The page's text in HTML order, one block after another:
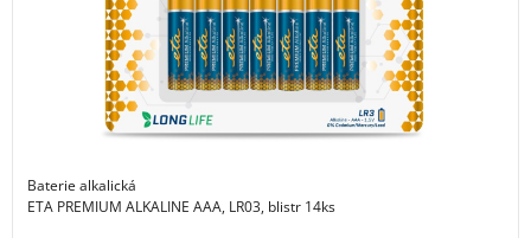
Baterie alkalická
ETA PREMIUM ALKALINE AAA, LR03, blistr 14ks